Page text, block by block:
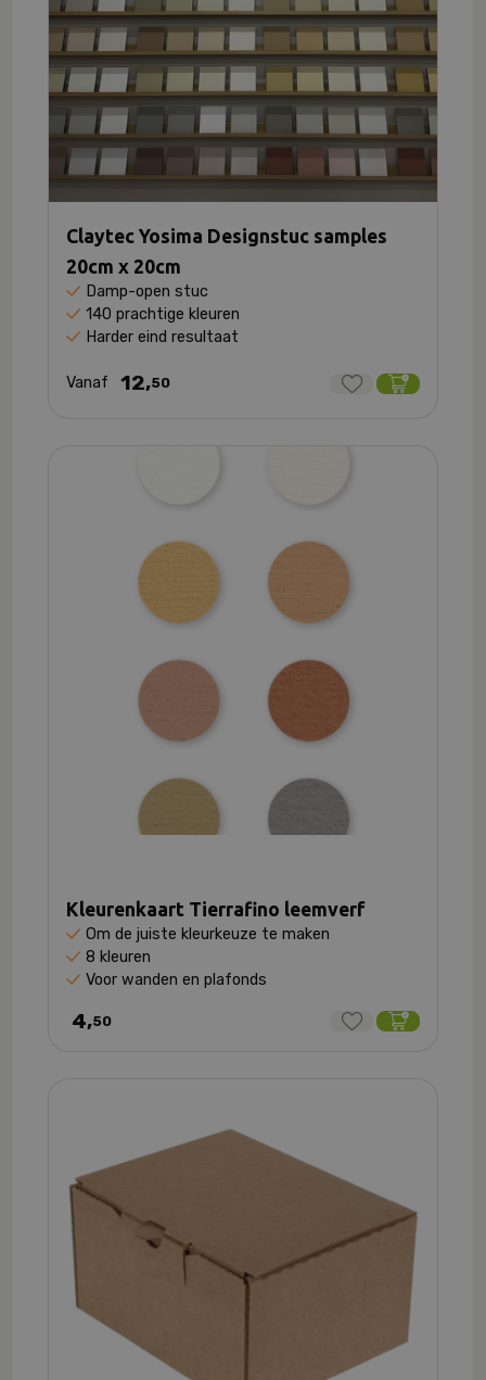
Claytec Yosima Designstuc samples
20cm x 20cm
Damp-open stuc
140 prachtige kleuren
Harder eind resultaat
Vanaf 12,50
Kleurenkaart Tierrafino leemverf
Om de juiste kleurkeuze te maken
8 kleuren
Voor wanden en plafonds
4,50